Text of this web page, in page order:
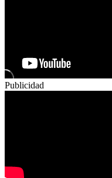
Publicidad